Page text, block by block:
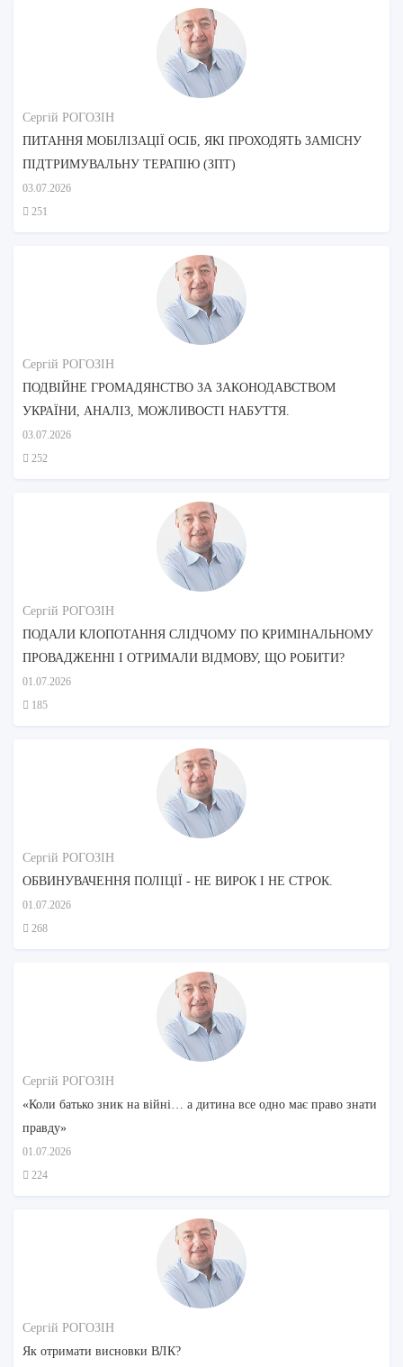
Сергій РОГОЗІН
ПИТАННЯ МОБІЛІЗАЦІЇ ОСІБ, ЯКІ ПРОХОДЯТЬ ЗАМІСНУ
ПІДТРИМУВАЛЬНУ ТЕРАПІЮ (ЗПТ)
03.07.2026
251
Сергій РОГОЗІН
ПОДВІЙНЕ ГРОМАДЯНСТВО ЗА ЗАКОНОДАВСТВОМ
УКРАЇНИ, АНАЛІЗ, МОЖЛИВОСТІ НАБУТТЯ.
03.07.2026
252
Сергій РОГОЗІН
ПОДАЛИ КЛОПОТАННЯ СЛІДЧОМУ ПО КРИМІНАЛЬНОМУ
ПРОВАДЖЕННІ І ОТРИМАЛИ ВІДМОВУ, ЩО РОБИТИ?
01.07.2026
185
Сергій РОГОЗІН
ОБВИНУВАЧЕННЯ ПОЛІЦІЇ - НЕ ВИРОК І НЕ СТРОК.
01.07.2026
268
Сергій РОГОЗІН
«Коли батько зник на війні… а дитина все одно має право знати
правду»
01.07.2026
224
Сергій РОГОЗІН
Як отримати висновки ВЛК?